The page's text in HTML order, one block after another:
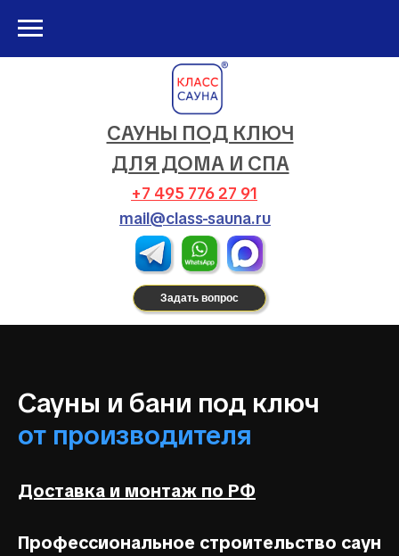
САУНЫ ПОД КЛЮЧ
ДЛЯ ДОМА И СПА
+7 495 776 27 91
mail@class-sauna.ru
Задать вопрос
Сауны и бани под ключ
от производителя
Доставка и монтаж по РФ
Профессиональное строительство саун